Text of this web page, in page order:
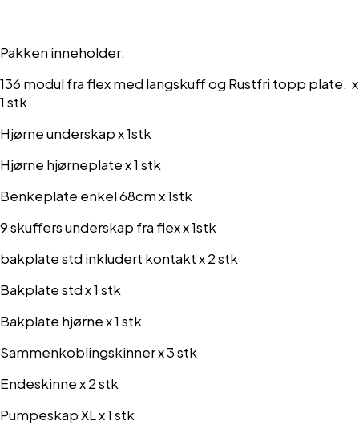
Pakken inneholder:
136 modul fra flex med langskuff og Rustfri topp plate. x
1 stk
Hjørne underskap x 1stk
Hjørne hjørneplate x 1 stk
Benkeplate enkel 68cm x 1stk
9 skuffers underskap fra flex x 1stk
bakplate std inkludert kontakt x 2 stk
Bakplate std x 1 stk
Bakplate hjørne x 1 stk
Sammenkoblingskinner x 3 stk
Endeskinne x 2 stk
Pumpeskap XL x 1 stk